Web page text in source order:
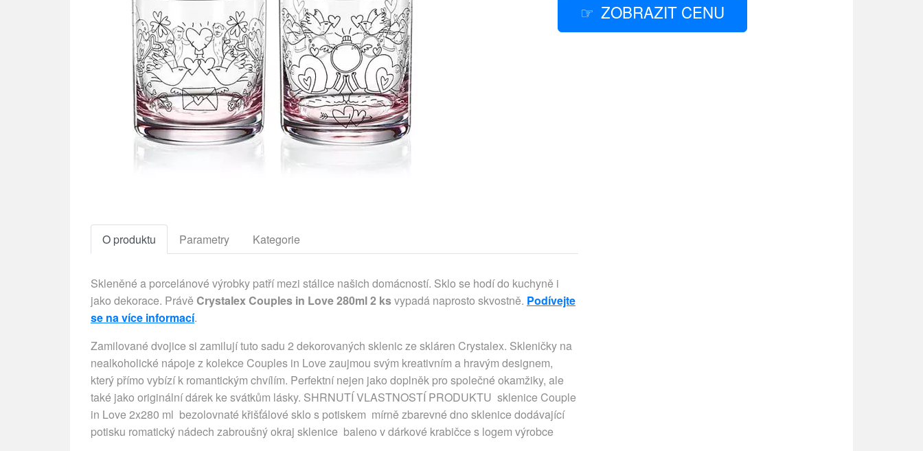
ZOBRAZIT CENU
O produktu Parametry Kategorie
Skleněné a porcelánové výrobky patří mezi stálice našich domácností. Sklo se hodí do kuchyně i
jako dekorace. Právě Crystalex Couples in Love 280ml 2 ksvypadá naprosto skvostně. Podívejte
se na více informací.
Zamilované dvojice si zamilují tuto sadu 2 dekorovaných sklenic ze skláren Crystalex. Skleničky na
nealkoholické nápoje z kolekce Couples in Love zaujmou svým kreativním a hravým designem,
který přímo vybízí k romantickým chvílím. Perfektní nejen jako doplněk pro společné okamžiky, ale
také jako originální dárek ke svátkům lásky. SHRNUTÍ VLASTNOSTÍ PRODUKTU sklenice Couple
in Love 2x280 ml bezolovnaté křišťálové sklo s potiskem mírně zbarevné dno sklenice dodávající
potisku romatický nádech zabroušný okraj sklenice baleno v dárkové krabičce s logem výrobce